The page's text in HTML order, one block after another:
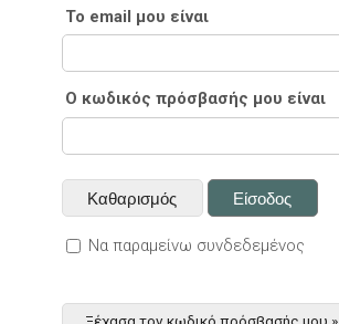
Το email μου είναι
Ο κωδικός πρόσβασής μου είναι
Να παραμείνω συνδεδεμένος
Ξέχασα τον κωδικό πρόσβασής μου »